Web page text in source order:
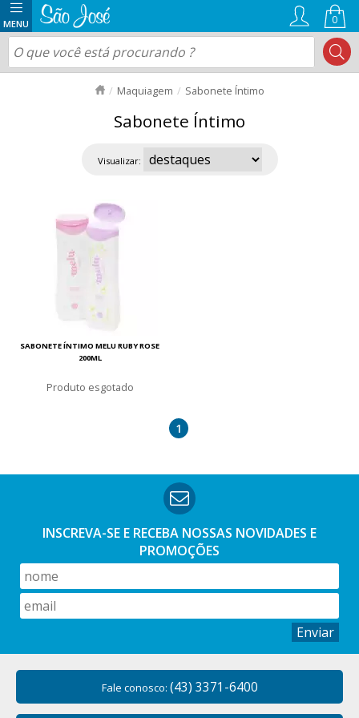
0
Maquiagem Sabonete Íntimo
Sabonete Íntimo
Visualizar:
SABONETE ÍNTIMO MELU RUBY ROSE
200ML
esgotado
1
INSCREVA-SE E RECEBA NOSSAS NOVIDADES E
PROMOÇÕES
Enviar
Fale conosco: (43) 3371-6400